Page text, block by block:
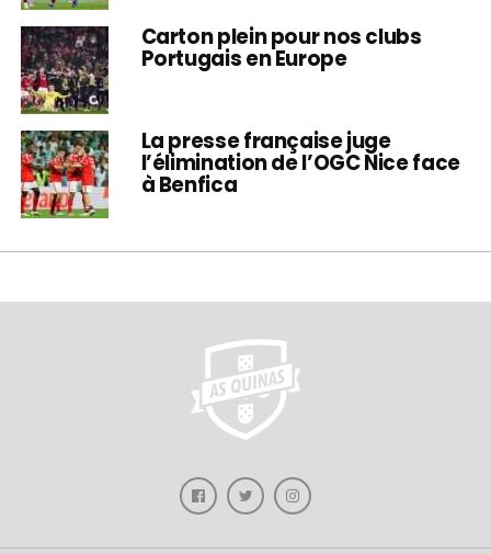
Carton plein pour nos clubs
Portugais en Europe
La presse française juge
l’élimination de l’OGC Nice face
à Benfica